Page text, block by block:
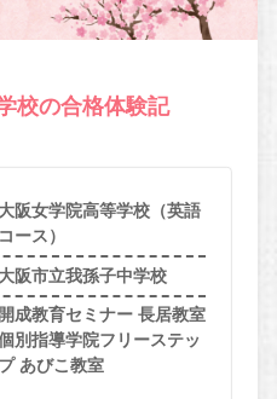
校の合格体験記
大阪女学院高等学校（英語
コース）
大阪市立我孫子中学校
開成教育セミナー 長居教室
別指導学院フリーステッ
プ あびこ教室